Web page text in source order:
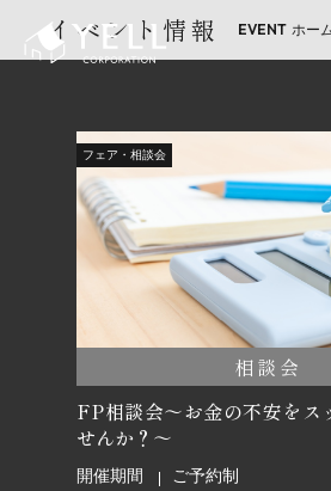
イベント情報 ホー
フェア・相談会
相談会
FP相談会～お金の不安をス
せんか？～
開催期間
ご予約制